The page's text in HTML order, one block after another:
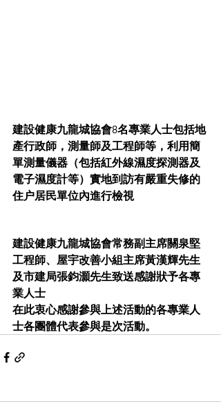
建設健康九龍城協會8名專業人士包括地
產行政師，測量師及工程師等，利用簡
單測量儀器（包括紅外線濕度探測器及
電子濕度計等）實地到訪有嚴重失修的
住户居民單位內進行檢視
建設健康九龍城協會常務副主席關泉堅
工程師、屋宇改善小組主席黃漢輝先生
及市建局張鈞灝先生致送感謝狀予各專
業人士
在此衷心感謝參與上述活動的各專業人
士各團體代表參與是次活動。